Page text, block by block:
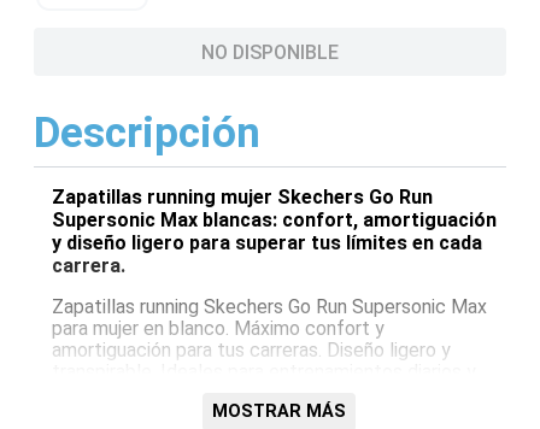
NO DISPONIBLE
Descripción
Zapatillas running mujer Skechers Go Run
Supersonic Max blancas: confort, amortiguación
y diseño ligero para superar tus límites en cada
carrera.
Zapatillas running Skechers Go Run Supersonic Max
para mujer en blanco. Máximo confort y
amortiguación para tus carreras. Diseño ligero y
MOSTRAR MÁS